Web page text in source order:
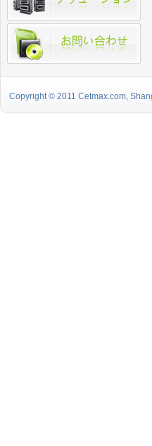
Copyright © 2011 Cetmax.com,